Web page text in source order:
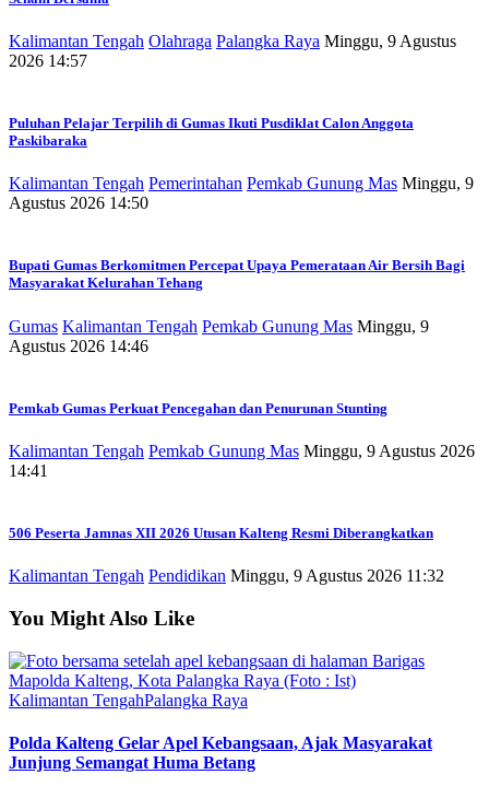
Kalimantan Tengah Olahraga Palangka Raya Minggu, 9 Agustus
2026 14:57
Puluhan Pelajar Terpilih di Gumas Ikuti Pusdiklat Calon Anggota
Paskibaraka
Kalimantan Tengah Pemerintahan Pemkab Gunung Mas Minggu, 9
Agustus 2026 14:50
Bupati Gumas Berkomitmen Percepat Upaya Pemerataan Air Bersih Bagi
Masyarakat Kelurahan Tehang
Gumas Kalimantan Tengah Pemkab Gunung Mas Minggu, 9
Agustus 2026 14:46
Pemkab Gumas Perkuat Pencegahan dan Penurunan Stunting
Kalimantan Tengah Pemkab Gunung Mas Minggu, 9 Agustus 2026
14:41
506 Peserta Jamnas XII 2026 Utusan Kalteng Resmi Diberangkatkan
Kalimantan Tengah Pendidikan Minggu, 9 Agustus 2026 11:32
You Might Also Like
Kalimantan TengahPalangka Raya
Polda Kalteng Gelar Apel Kebangsaan, Ajak Masyarakat
Junjung Semangat Huma Betang